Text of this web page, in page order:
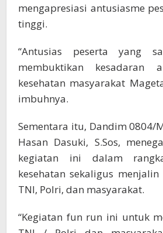
mengapresiasi antusiasme
tinggi.
“Antusias peserta yang
membuktikan kesadaran
kesehatan masyarakat
imbuhnya.
Sementara itu, Dandim 0804/
Hasan Dasuki, S.Sos,
kegiatan ini dalam
kesehatan sekaligus
TNI, Polri, dan masyarakat.
“Kegiatan fun run ini untuk